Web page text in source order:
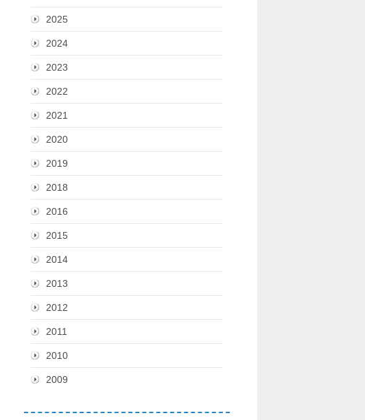
2025
2024
2023
2022
2021
2020
2019
2018
2016
2015
2014
2013
2012
2011
2010
2009